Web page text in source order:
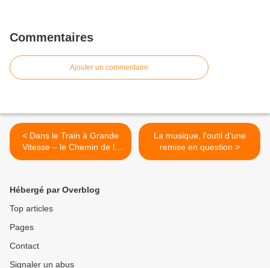
Commentaires
Ajouter un commentaire
< Dans le Train à Grande
Vitesse – le Chemin de la
Résurrection
La musique, l'outil d'une
remise en question >
Hébergé par Overblog
Top articles
Pages
Contact
Signaler un abus